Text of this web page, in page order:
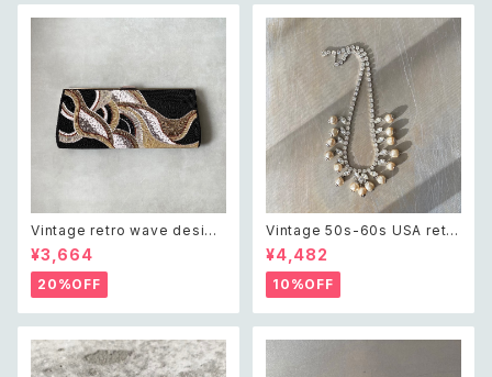
Vintage retro wave design
beads embroidery dark gr
een clutch bag レトロ ヴィン
テージ ウェーブ デザイン ビー
ズ刺繍 ブラック 黒 クラシカル
クラッチバッグ
¥3,664
20%OFF
Vintage 50s-60s USA retro
crystal bijou×pearl neckla
ce レトロ アメリカ ヴィンテー
ジ アクセサリー クリスタル ビジ
ュー×パール ネックレス
¥4,482
10%OFF